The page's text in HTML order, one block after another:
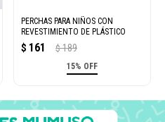
PERCHAS PARA NIÑOS CON
REVESTIMIENTO DE PLÁSTICO
$ 161 $ 189
15% OFF